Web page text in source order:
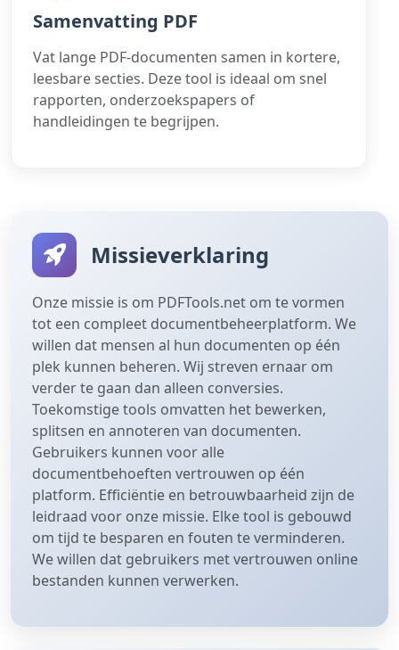
Samenvatting PDF
Vat lange PDF-documenten samen in kortere,
leesbare secties. Deze tool is ideaal om snel
rapporten, onderzoekspapers of
handleidingen te begrijpen.
Missieverklaring
Onze missie is om PDFTools.net om te vormen
tot een compleet documentbeheerplatform. We
willen dat mensen al hun documenten op één
plek kunnen beheren. Wij streven ernaar om
verder te gaan dan alleen conversies.
Toekomstige tools omvatten het bewerken,
splitsen en annoteren van documenten.
Gebruikers kunnen voor alle
documentbehoeften vertrouwen op één
platform. Efficiëntie en betrouwbaarheid zijn de
leidraad voor onze missie. Elke tool is gebouwd
om tijd te besparen en fouten te verminderen.
We willen dat gebruikers met vertrouwen online
bestanden kunnen verwerken.